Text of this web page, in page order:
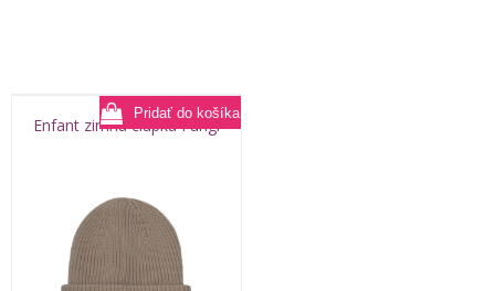
Enfant zimná čiapka Fungi